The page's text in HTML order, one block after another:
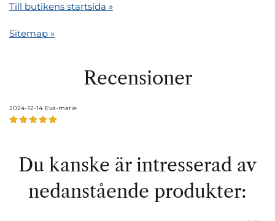
Till butikens startsida »
Sitemap »
Recensioner
2024-12-14 Eva-marie
Du kanske är intresserad av
nedanstående produkter: